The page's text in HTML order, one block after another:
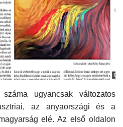
ugyancsak változatos
az anyaországi és a
elé. Az első oldalon